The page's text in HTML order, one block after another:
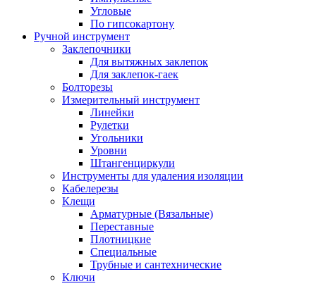
Угловые
По гипсокартону
Ручной инструмент
Заклепочники
Для вытяжных заклепок
Для заклепок-гаек
Болторезы
Измерительный инструмент
Линейки
Рулетки
Угольники
Уровни
Штангенциркули
Инструменты для удаления изоляции
Кабелерезы
Клещи
Арматурные (Вязальные)
Переставные
Плотницкие
Специальные
Трубные и сантехнические
Ключи